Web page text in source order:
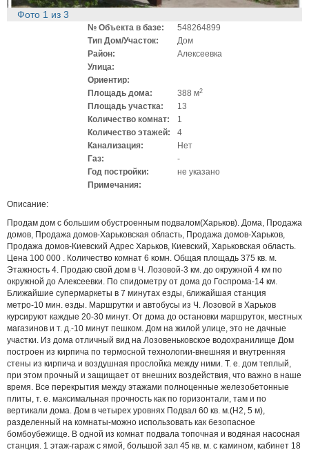
Фото 1 из 3
№ Объекта в базе:
548264899
Тип Дом/Участок:
Дом
Район:
Алексеевка
Улица:
Ориентир:
Площадь дома:
388 м2
Площадь участка:
13
Количество комнат:
1
Количество этажей:
4
Канализация:
Нет
Газ:
-
Год постройки:
не указано
Примечания:
Описание:
Продам дом с большим обустроенным подвалом(Харьков). Дома, Продажа
домов, Продажа домов-Харьковская область, Продажа домов-Харьков,
Продажа домов-Киевский Адрес Харьков, Киевский, Харьковская область.
Цена 100 000 . Количество комнат 6 комн. Общая площадь 375 кв. м.
Этажность 4. Продаю свой дом в Ч. Лозовой-3 км. до окружной 4 км по
окружной до Алексеевки. По спидометру от дома до Госпрома-14 км.
Ближайшие супермаркеты в 7 минутах езды, ближайшая станция
метро-10 мин. езды. Маршрутки и автобусы из Ч. Лозовой в Харьков
курсируют каждые 20-30 минут. От дома до остановки маршруток, местных
магазинов и т. д.-10 минут пешком. Дом на жилой улице, это не дачные
участки. Из дома отличный вид на Лозовеньковское водохранилище Дом
построен из кирпича по термосной технологии-внешняя и внутренняя
стены из кирпича и воздушная прослойка между ними. Т. е. дом теплый,
при этом прочный и защищает от внешних воздействия, что важно в наше
время. Все перекрытия между этажами полноценные железобетонные
плиты, т. е. максимальная прочность как по горизонтали, там и по
вертикали дома. Дом в четырех уровнях Подвал 60 кв. м.(Н2, 5 м),
разделенный на комнаты-можно использовать как безопасное
бомбоубежище. В одной из комнат подвала топочная и водяная насосная
станция. 1 этаж-гараж с ямой, большой зал 45 кв. м. с камином, кабинет 18